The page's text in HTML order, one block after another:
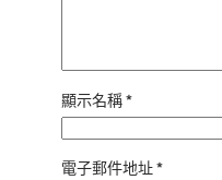
顯示名稱*
電子郵件地址*